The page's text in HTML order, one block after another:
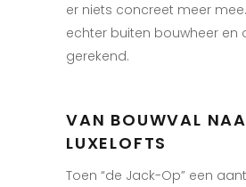
er niets concreet meer
echter buiten bouwheer en
gerekend.
VAN BOUWVAL
LUXELOFTS
Toen “de Jack-Op” een